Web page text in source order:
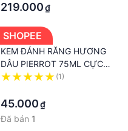
219.000₫
SHOPEE
KEM ĐÁNH RĂNG HƯƠNG
DÂU PIERROT 75ML CỰC
AN TOÀN CHO BÉ, HÀNG
(1)
45.000₫
Đã bán 1